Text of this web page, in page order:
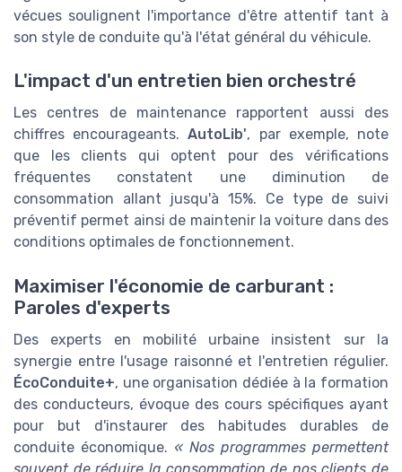
vécues soulignent l'importance d'être attentif tant à
son style de conduite qu'à l'état général du véhicule.
L'impact d'un entretien bien orchestré
Les centres de maintenance rapportent aussi des
chiffres encourageants.AutoLib', par exemple, note
que les clients qui optent pour des vérifications
fréquentes constatent une diminution de
consommation allant jusqu'à 15%. Ce type de suivi
préventif permet ainsi de maintenir la voiture dans des
conditions optimales de fonctionnement.
Maximiser l'économie de carburant :
Paroles d'experts
Des experts en mobilité urbaine insistent sur la
synergie entre l'usage raisonné et l'entretien régulier.
ÉcoConduite+, une organisation dédiée à la formation
des conducteurs, évoque des cours spécifiques ayant
pour but d'instaurer des habitudes durables de
conduite économique. « Nos programmes permettent
souvent de réduire la consommation de nos clients de